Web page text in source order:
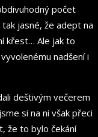
počet
tak jasné, že adept na
křest… Ale jak to
nadšení i
deštivým večerem
si na ni však přeci
že to bylo čekání